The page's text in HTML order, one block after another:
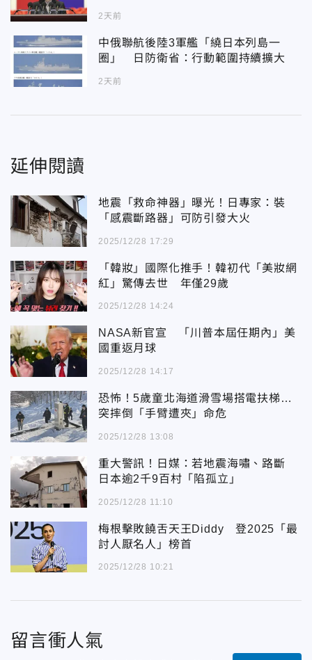
2天前
中俄聯航後陸3軍艦「繞日本列島一
圈」 日防衛省：行動範圍持續擴大
2天前
延伸閱讀
地震「救命神器」曝光！日專家：裝
「感震斷路器」可防引發大火
2025/12/28 17:29
「韓妝」國際化推手！韓初代「美妝網
紅」驚傳去世 年僅29歲
2025/12/28 14:24
NASA新官宣 「川普本屆任期內」美
國重返月球
2025/12/28 14:17
恐怖！5歲童北海道滑雪場搭電扶梯…
突摔倒「手臂遭夾」命危
2025/12/28 13:08
重大警訊！日媒：若地震海嘯、路斷
日本逾2千9百村「陷孤立」
2025/12/28 11:10
梅根擊敗饒舌天王Diddy 登2025「最
討人厭名人」榜首
2025/12/28 10:21
留言衝人氣